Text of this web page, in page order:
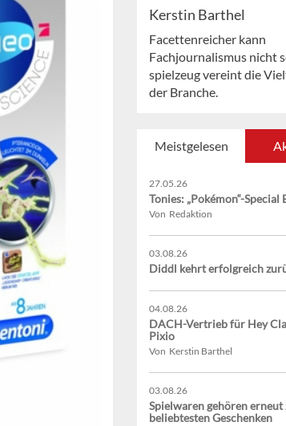
Kerstin Barthel
Facettenreicher kann
Fachjournalismus nicht
spielzeug vereint die
der Branche.
Meistgelesen
27.05.26
Tonies: „Pokémon“-Special
Von Redaktion
03.08.26
Diddl kehrt erfolgreich
04.08.26
DACH-Vertrieb für Hey
Pixio
Von Kerstin Barthel
03.08.26
Spielwaren gehören erneut
beliebtesten Geschenken